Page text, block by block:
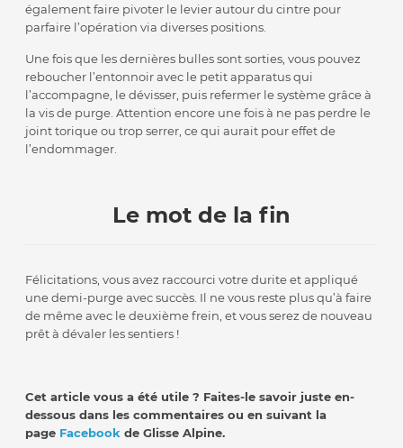
également faire pivoter le levier autour du cintre pour
parfaire l’opération via diverses positions.
Une fois que les dernières bulles sont sorties, vous pouvez
reboucher l’entonnoir avec le petit apparatus qui
l’accompagne, le dévisser, puis refermer le système grâce à
la vis de purge. Attention encore une fois à ne pas perdre le
joint torique ou trop serrer, ce qui aurait pour effet de
l’endommager.
Le mot de la fin
Félicitations, vous avez raccourci votre durite et appliqué
une demi-purge avec succès. Il ne vous reste plus qu’à faire
de même avec le deuxième frein, et vous serez de nouveau
prêt à dévaler les sentiers !
Cet article vous a été utile ? Faites-le savoir juste en-
dessous dans les commentaires ou en suivant la
page Facebook de Glisse Alpine.